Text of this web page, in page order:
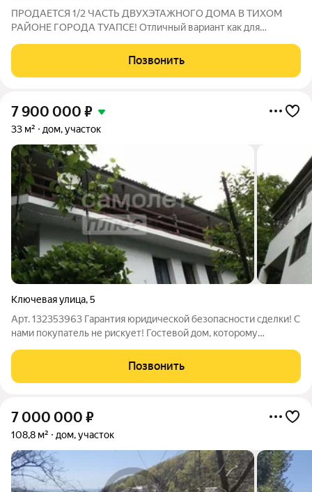
ПРОДАЕТСЯ 1/2 ЧАСТЬ ДВУХЭТАЖНОГО ДОМА В ТИХОМ
РАЙОНЕ ГОРОДА ТУАПСЕ! Отличный вариант как для
отдельный вход, без пересечения с соседями. Этажность: 2
этажа с новым ремонтом, останется только
Позвонить
7 900 000 ₽
33 м² дом, участок
Ключевая улица,5
Арт. 132353963 Гарантия юридической безопасности сделки! С
нами покупатель не рискует! Гостевой дом, которому
участок 6 соток! Располагается на Черноморском побережье
среди высоких гор в окружении
Позвонить
7 000 000 ₽
108,8 м² дом, участок